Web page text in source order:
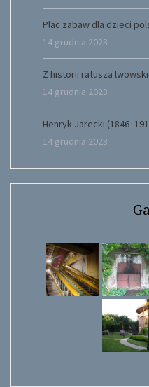
Plac zabaw dla dzieci
14 grudnia 2023
Z historii ratusza
14 grudnia 2023
Henryk Jarecki
14 grudnia 2023